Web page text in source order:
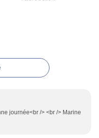
journée<br /> <br /> Marine